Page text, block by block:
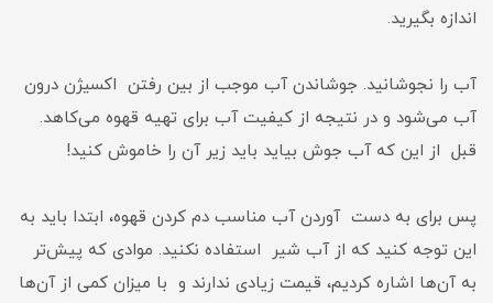
اندازه بگیرید.
آب را نجوشانید. جوشاندن آب موجب از بین رفتن اکسیژن درون
آب می‌شود و در نتیجه از کیفیت آب برای تهیه قهوه می‌کاهد.
قبل از این که آب جوش بیاید باید زیر آن را خاموش کنید!
پس برای به دست آوردن آب مناسب دم کردن قهوه، ابتدا باید به
این توجه کنید که از آب شیر استفاده نکنید. موادی که پیش‌تر
به آن‌ها اشاره کردیم، قیمت زیادی ندارند و با میزان کمی از آن‌ها